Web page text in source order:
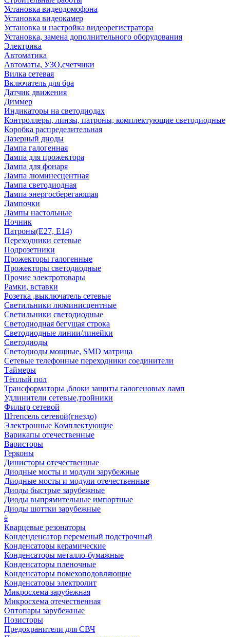
Установка видеодомофона
Установка видеокамер
Установка и настройка видеорегистратора
Установка, замена дополнительного оборудования
Электрика
Автоматика
Автоматы, УЗО,счетчики
Вилка сетевая
Включатель для бра
Датчик движения
Диммер
Индикаторы на светодиодах
Контроллеры, линзы, патроны, комплектующие светодиодные
Коробка распределительная
Лазерный диоды
Лампа галогенная
Лампа для прожектора
Лампа для фонаря
Лампа люминесцентная
Лампа светодиодная
Лампа энергосберегающая
Лампочки
Лампы настольные
Ночник
Патроны(Е27, Е14)
Переходники сетевые
Подрозетники
Прожекторы галогенные
Прожекторы светодиодные
Прочие электротовары
Рамки, вставки
Розетка ,выключатель сетевые
Светильники люминисцентные
Светильники светодиодные
Светодиодная бегущая строка
Светодиодные линии/линейки
Светодиоды
Светодиоды мощные, SMD матрица
Сетевые телефонные переходники соединители
Таймеры
Тёплый пол
Трансформаторы ,блоки защиты галогеновых ламп
Удлинители сетевые,тройники
Фильтр сетевой
Штепсель сетевой(гнездо)
Электронные Комплектующие
Варикапы отечественные
Варисторы
Герконы
Динисторы отечественные
Диодные мосты и модули зарубежные
Диодные мосты и модули отечественные
Диоды быстрые зарубежные
Диоды выпрямительные импортные
Диоды шоттки зарубежные
ё
Кварцевые резонаторы
Конденденсатор переменый подстрочный
Конденсаторы керамические
Конденсаторы металло-бумажные
Конденсаторы пленочные
Конденсаторы помехоподовляющие
Конденсаторы электролит
Микросхема зарубежная
Микросхема отечественная
Оптопары зарубежные
Позисторы
Предохранители для СВЧ